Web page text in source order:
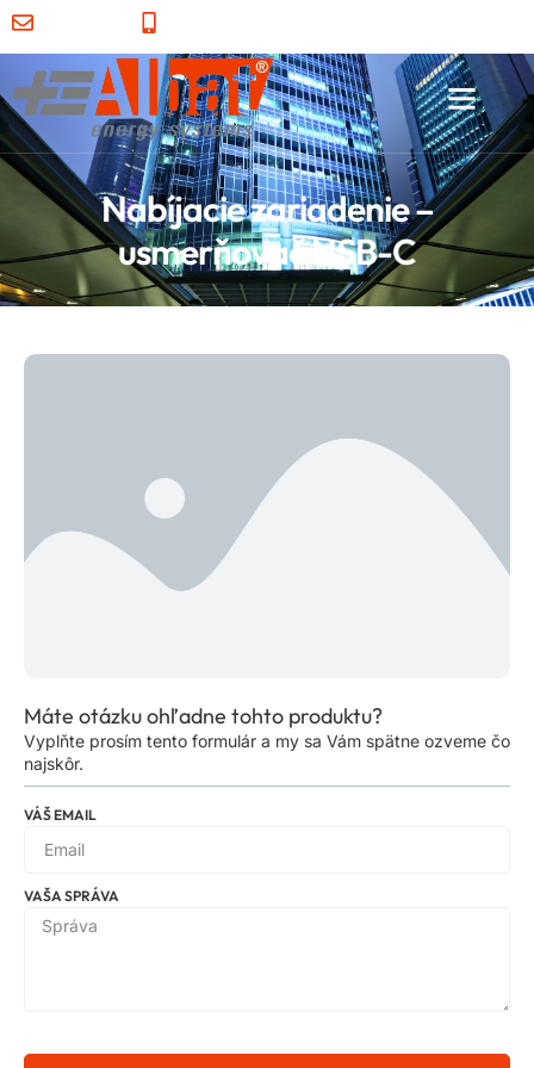
Nabíjacie zariadenie –
usmerňovač NSB-C
Máte otázku ohľadne tohto produktu?
Vyplňte prosím tento formulár a my sa Vám spätne ozveme čo
najskôr.
VÁŠ EMAIL
VAŠA SPRÁVA